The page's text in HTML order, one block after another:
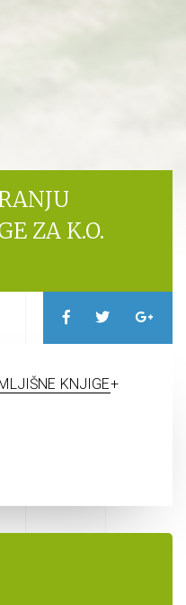
ZA K.O.
KNJIGE+